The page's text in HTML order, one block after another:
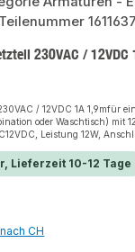
230VAC / 12VDC
/ 12VDC 1A 1,9mfür
oder Wasch­tisch) mit
Leistung 12W,
1 ALeistung: max. 12
Lieferzeit 10-12 Tage
CH